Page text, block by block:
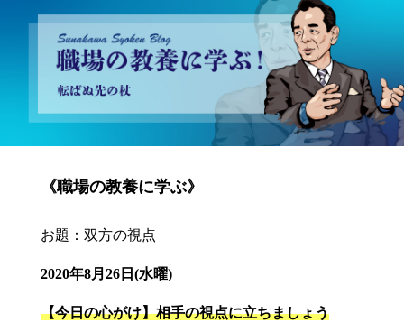
砂川昇建会長ブログ 職場の教養に学ぶ！～転ばぬ先の杖～
《職場の教養に学ぶ》
お題：双方の視点
2020年8月26日(水曜)
【今日の心がけ】相手の視点に立ちましょう